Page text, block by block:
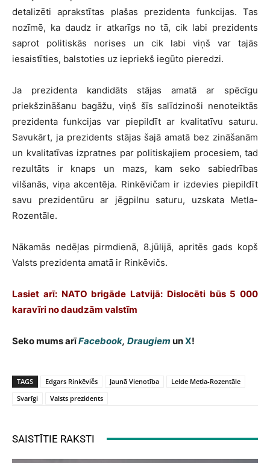
detalizēti aprakstītas plašas prezidenta funkcijas. Tas
nozīmē, ka daudz ir atkarīgs no tā, cik labi prezidents
saprot politiskās norises un cik labi viņš var tajās
iesaistīties, balstoties uz iepriekš iegūto pieredzi.
Ja prezidenta kandidāts stājas amatā ar spēcīgu
priekšzināšanu bagāžu, viņš šīs salīdzinoši nenoteiktās
prezidenta funkcijas var piepildīt ar kvalitatīvu saturu.
Savukārt, ja prezidents stājas šajā amatā bez zināšanām
un kvalitatīvas izpratnes par politiskajiem procesiem, tad
rezultāts ir knaps un mazs, kam seko sabiedrības
vilšanās, viņa akcentēja. Rinkēvičam ir izdevies piepildīt
savu prezidentūru ar jēgpilnu saturu, uzskata Metla-
Rozentāle.
Nākamās nedēļas pirmdienā, 8.jūlijā, apritēs gads kopš
Valsts prezidenta amatā ir Rinkēvičs.
Lasiet arī: NATO brigāde Latvijā: Dislocēti būs 5 000
karavīri no daudzām valstīm
Seko mums arīFacebook, Draugiem unX!
TAGS Edgars Rinkēvičs Jaunā Vienotība
Lelde Metla-Rozentāle
Svarīgi
Valsts prezidents
SAISTĪTIE RAKSTI